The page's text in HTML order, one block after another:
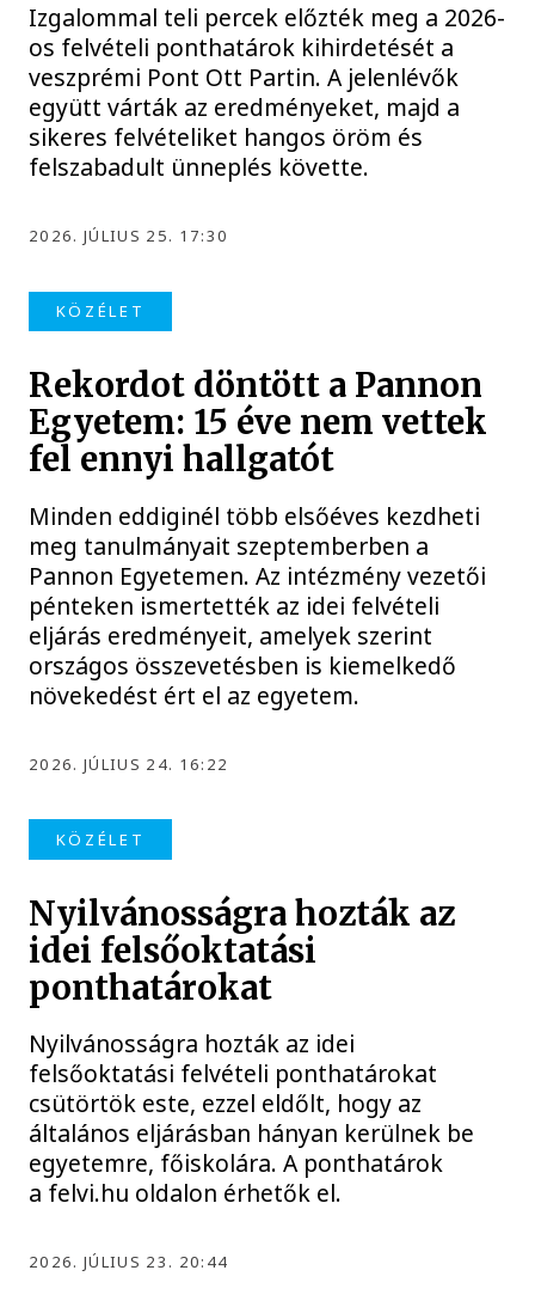
Izgalommal teli percek előzték meg a 2026-
os felvételi ponthatárok kihirdetését a
veszprémi Pont Ott Partin. A jelenlévők
együtt várták az eredményeket, majd a
sikeres felvételiket hangos öröm és
felszabadult ünneplés követte.
2026. JÚLIUS 25. 17:30
KÖZÉLET
Rekordot döntött a Pannon
Egyetem: 15 éve nem vettek
fel ennyi hallgatót
Minden eddiginél több elsőéves kezdheti
meg tanulmányait szeptemberben a
Pannon Egyetemen. Az intézmény vezetői
pénteken ismertették az idei felvételi
eljárás eredményeit, amelyek szerint
országos összevetésben is kiemelkedő
növekedést ért el az egyetem.
2026. JÚLIUS 24. 16:22
KÖZÉLET
Nyilvánosságra hozták az
idei felsőoktatási
ponthatárokat
Nyilvánosságra hozták az idei
felsőoktatási felvételi ponthatárokat
csütörtök este, ezzel eldőlt, hogy az
általános eljárásban hányan kerülnek be
egyetemre, főiskolára. A ponthatárok
a felvi.hu oldalon érhetők el.
2026. JÚLIUS 23. 20:44